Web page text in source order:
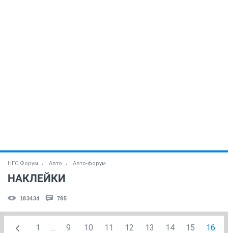
НГС.Форум Авто Авто-форум
НАКЛЕЙКИ
183434 785
1 ... 9 10 11 12 13 14 15 16